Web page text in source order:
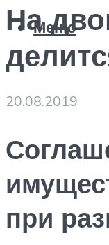
Меню
На
20.08.2019
при